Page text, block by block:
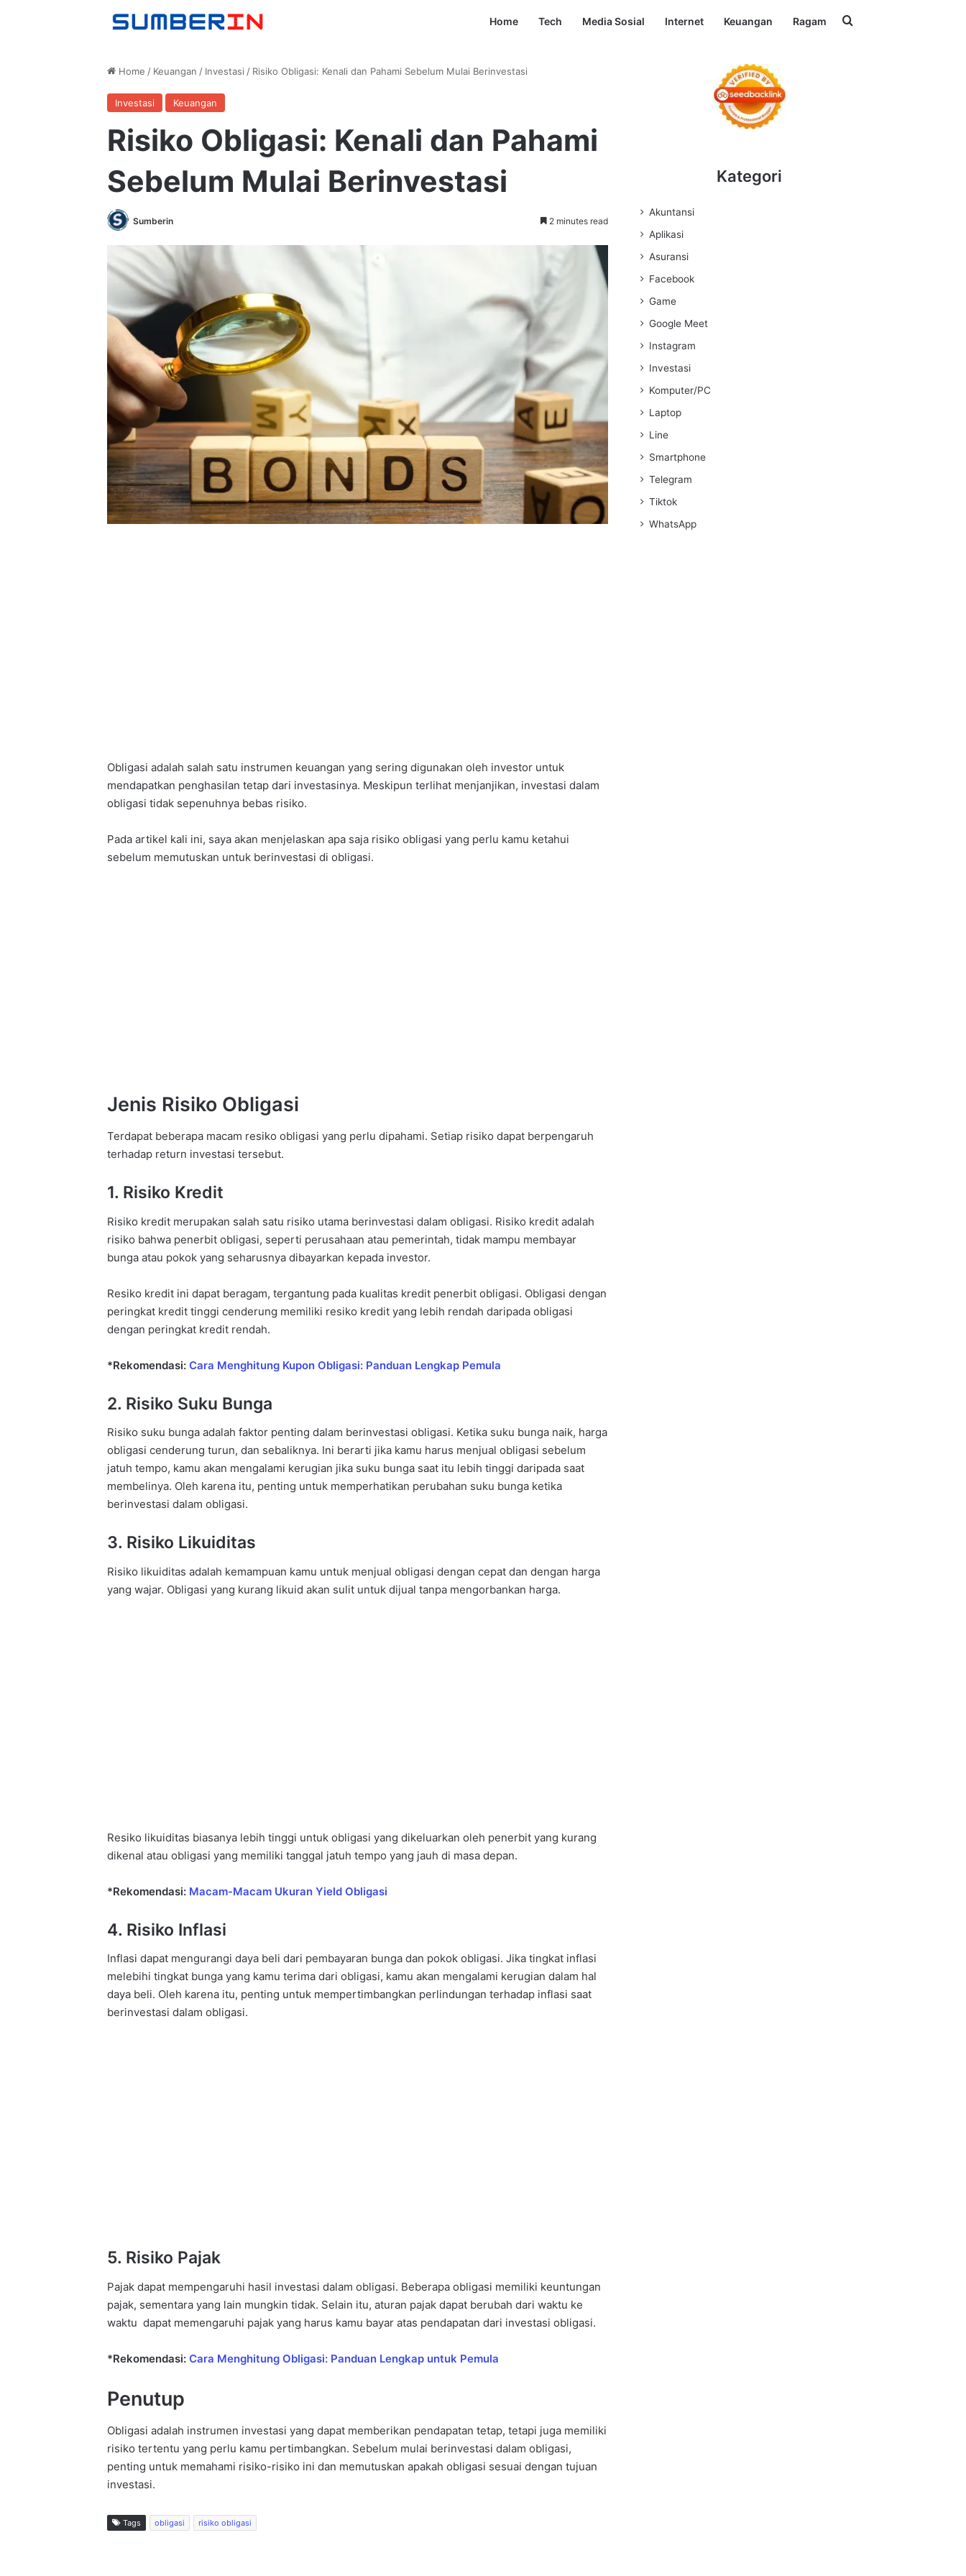
Home Tech Media Sosial Internet Keuangan Ragam Search for
Home / Keuangan / Investasi / Risiko Obligasi: Kenali dan Pahami Sebelum Mulai Berinvestasi
Investasi Keuangan
Risiko Obligasi: Kenali dan Pahami
Sebelum Mulai Berinvestasi
Sumberin 2 minutes read
Obligasi adalah salah satu instrumen keuangan yang sering digunakan oleh investor untuk
mendapatkan penghasilan tetap dari investasinya. Meskipun terlihat menjanjikan, investasi dalam
obligasi tidak sepenuhnya bebas risiko.
Pada artikel kali ini, saya akan menjelaskan apa saja risiko obligasi yang perlu kamu ketahui
sebelum memutuskan untuk berinvestasi di obligasi.
Jenis Risiko Obligasi
Terdapat beberapa macam resiko obligasi yang perlu dipahami. Setiap risiko dapat berpengaruh
terhadap return investasi tersebut.
1. Risiko Kredit
Risiko kredit merupakan salah satu risiko utama berinvestasi dalam obligasi. Risiko kredit adalah
risiko bahwa penerbit obligasi, seperti perusahaan atau pemerintah, tidak mampu membayar
bunga atau pokok yang seharusnya dibayarkan kepada investor.
Resiko kredit ini dapat beragam, tergantung pada kualitas kredit penerbit obligasi. Obligasi dengan
peringkat kredit tinggi cenderung memiliki resiko kredit yang lebih rendah daripada obligasi
dengan peringkat kredit rendah.
*Rekomendasi:Cara Menghitung Kupon Obligasi: Panduan Lengkap Pemula
2. Risiko Suku Bunga
Risiko suku bunga adalah faktor penting dalam berinvestasi obligasi. Ketika suku bunga naik, harga
obligasi cenderung turun, dan sebaliknya. Ini berarti jika kamu harus menjual obligasi sebelum
jatuh tempo, kamu akan mengalami kerugian jika suku bunga saat itu lebih tinggi daripada saat
membelinya. Oleh karena itu, penting untuk memperhatikan perubahan suku bunga ketika
berinvestasi dalam obligasi.
3. Risiko Likuiditas
Risiko likuiditas adalah kemampuan kamu untuk menjual obligasi dengan cepat dan dengan harga
yang wajar. Obligasi yang kurang likuid akan sulit untuk dijual tanpa mengorbankan harga.
Resiko likuiditas biasanya lebih tinggi untuk obligasi yang dikeluarkan oleh penerbit yang kurang
dikenal atau obligasi yang memiliki tanggal jatuh tempo yang jauh di masa depan.
*Rekomendasi: Macam-Macam Ukuran Yield Obligasi
4. Risiko Inflasi
Inflasi dapat mengurangi daya beli dari pembayaran bunga dan pokok obligasi. Jika tingkat inflasi
melebihi tingkat bunga yang kamu terima dari obligasi, kamu akan mengalami kerugian dalam hal
daya beli. Oleh karena itu, penting untuk mempertimbangkan perlindungan terhadap inflasi saat
berinvestasi dalam obligasi.
5. Risiko Pajak
Pajak dapat mempengaruhi hasil investasi dalam obligasi. Beberapa obligasi memiliki keuntungan
pajak, sementara yang lain mungkin tidak. Selain itu, aturan pajak dapat berubah dari waktu ke
waktu dapat memengaruhi pajak yang harus kamu bayar atas pendapatan dari investasi obligasi.
*Rekomendasi:Cara Menghitung Obligasi: Panduan Lengkap untuk Pemula
Penutup
Obligasi adalah instrumen investasi yang dapat memberikan pendapatan tetap, tetapi juga memiliki
risiko tertentu yang perlu kamu pertimbangkan. Sebelum mulai berinvestasi dalam obligasi,
penting untuk memahami risiko-risiko ini dan memutuskan apakah obligasi sesuai dengan tujuan
investasi.
Tags obligasi risiko obligasi
Kategori
Akuntansi
Aplikasi
Asuransi
Facebook
Game
Google Meet
Instagram
Investasi
Komputer/PC
Laptop
Line
Smartphone
Telegram
Tiktok
WhatsApp